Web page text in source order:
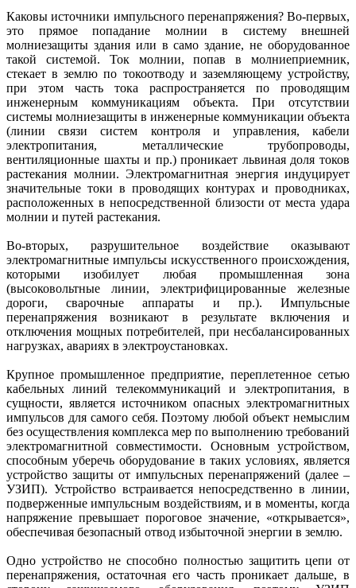
Каковы источники импульсного перенапряжения? Во‑первых,
это прямое попадание молнии в систему внешней
молниезащиты здания или в само здание, не оборудованное
такой системой. Ток молнии, попав в молниеприемник,
стекает в землю по токоотводу и заземляющему устройству,
при этом часть тока распространяется по проводящим
инженерным коммуникациям объекта. При отсутствии
системы молниезащиты в инженерные коммуникации объекта
(линии связи систем контроля и управления, кабели
электропитания, металлические трубопроводы,
вентиляционные шахты и пр.) проникает львиная доля токов
растекания молнии. Электромагнитная энергия индуцирует
значительные токи в проводящих контурах и проводниках,
расположенных в непосредственной близости от места удара
молнии и путей растекания.
Во‑вторых, разрушительное воздействие оказывают
электромагнитные импульсы искусственного происхождения,
которыми изобилует любая промышленная зона
(высоковольтные линии, электрифицированные железные
дороги, сварочные аппараты и пр.). Импульсные
перенапряжения возникают в результате включения и
отключения мощных потребителей, при несбалансированных
нагрузках, авариях в электроустановках.
Крупное промышленное предприятие, переплетенное сетью
кабельных линий телекоммуникаций и электропитания, в
сущности, является источником опасных электромагнитных
импульсов для самого себя. Поэтому любой объект немыслим
без осуществления комплекса мер по выполнению требований
электромагнитной совместимости. Основным устройством,
способным уберечь оборудование в таких условиях, является
устройство защиты от импульсных перенапряжений (далее –
УЗИП). Устройство встраивается непосредственно в линии,
подверженные импульсным воздействиям, и в моменты, когда
напряжение превышает пороговое значение, «открывается»,
обеспечивая безопасный отвод избыточной энергии в землю.
Одно устройство не способно полностью защитить цепи от
перенапряжения, остаточная его часть проникает дальше, в